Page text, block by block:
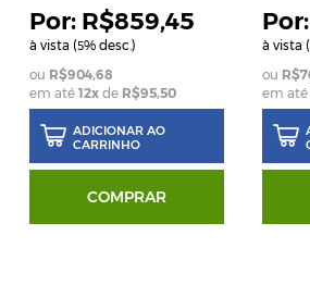
R$859,45
à vista (5% desc.)
R$904,68
em até12x de R$95,50
ADICIONAR AO
CARRINHO
COMPRAR
à vista (
em